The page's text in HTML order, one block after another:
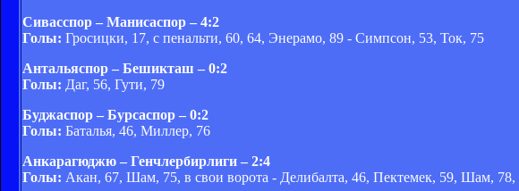
Сивасспор – Манисаспор – 4:2
Голы: Гросицки, 17, с пенальти, 60, 64, Энерамо, 89 - Симпсон, 53, Ток, 75
Антальяспор – Бешикташ – 0:2
Голы: Даг, 56, Гути, 79
Буджаспор – Бурсаспор – 0:2
Голы: Баталья, 46, Миллер, 76
Анкарагюджю – Генчлербирлиги – 2:4
Голы: Акан, 67, Шам, 75, в свои ворота - Делибалта, 46, Пектемек, 59, Шам,